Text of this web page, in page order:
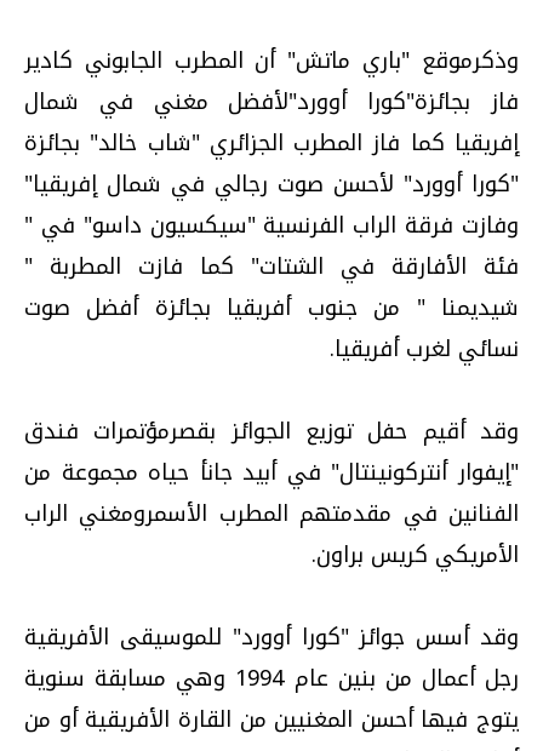
وذكرموقع "باري ماتش" أن المطرب الجابوني كادير
فاز بجائزة"كورا أوورد"لأفضل مغني في شمال
إفريقيا كما فاز المطرب الجزائري "شاب خالد" بجائزة
"كورا أوورد" لأحسن صوت رجالي في شمال إفريقيا"
وفازت فرقة الراب الفرنسية "سيكسيون داسو" في "
فئة الأفارقة في الشتات" كما فازت المطربة "
شيديمنا " من جنوب أفريقيا بجائزة أفضل صوت
نسائي لغرب أفريقيا.
وقد أقيم حفل توزيع الجوائز بقصرمؤتمرات فندق
"إيفوار أنتركونينتال" في أبيد جانأ حياه مجموعة من
الفنانين في مقدمتهم المطرب الأسمرومغني الراب
الأمريكي كريس براون.
وقد أسس جوائز "كورا أوورد" للموسيقى الأفريقية
رجل أعمال من بنين عام 1994 وهي مسابقة سنوية
يتوج فيها أحسن المغنيين من القارة الأفريقية أو من